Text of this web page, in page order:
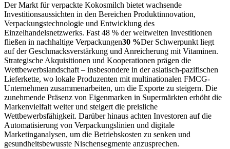
Der Markt für verpackte Kokosmilch bietet wachsende
Investitionsaussichten in den Bereichen Produktinnovation,
Verpackungstechnologie und Entwicklung des
Einzelhandelsnetzwerks. Fast 48 % der weltweiten Investitionen
fließen in nachhaltige Verpackungen30 %Der Schwerpunkt liegt
auf der Geschmacksverstärkung und Anreicherung mit Vitaminen.
Strategische Akquisitionen und Kooperationen prägen die
Wettbewerbslandschaft – insbesondere in der asiatisch-pazifischen
Lieferkette, wo lokale Produzenten mit multinationalen FMCG-
Unternehmen zusammenarbeiten, um die Exporte zu steigern. Die
zunehmende Präsenz von Eigenmarken in Supermärkten erhöht die
Markenvielfalt weiter und steigert die preisliche
Wettbewerbsfähigkeit. Darüber hinaus achten Investoren auf die
Automatisierung von Verpackungslinien und digitale
Marketinganalysen, um die Betriebskosten zu senken und
gesundheitsbewusste Nischensegmente anzusprechen.